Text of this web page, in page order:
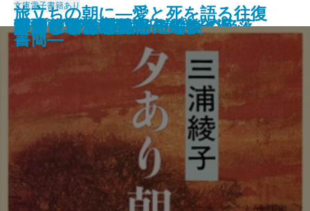
コンスタンティノープルの陥落
池波正太郎の銀座日記［全］
河童が覗いたインド
春燈
秀吉と武吉 目を上げれば海
李香蘭 私の半生
秘伝の声〔上〕
秘伝の声〔下〕
姥うかれ
ありふれた手法
文庫電子書籍あり
夕あり朝あり
ランゲルハンス島の午後
方舟さくら丸
旅立ちの朝に―愛と死を語る往復
書簡―
本所しぐれ町物語
かくれさと苦界行
フィツジェラルド短編集
カンヴァスの柩
リプレイ
酔いどれ次郎八